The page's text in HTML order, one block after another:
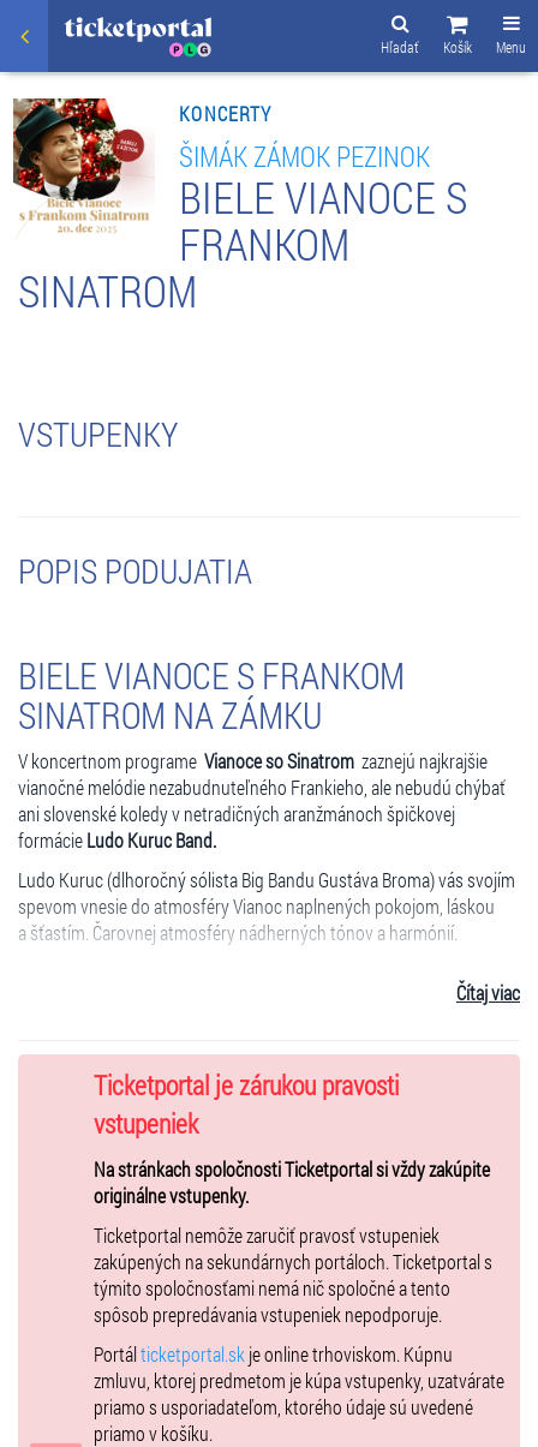
Menu
Košík
Hľadať
KONCERTY
ŠIMÁK ZÁMOK PEZINOK
BIELE VIANOCE S
FRANKOM
SINATROM
VSTUPENKY
POPIS PODUJATIA
BIELE VIANOCE S FRANKOM
SINATROM NA ZÁMKU
V koncertnom programe Vianoce so Sinatrom zaznejú najkrajšie
vianočné melódie nezabudnuteľného Frankieho, ale nebudú chýbať
ani slovenské koledy v netradičných aranžmánoch špičkovej
formácieLudo Kuruc Band.
Ludo Kuruc (dlhoročný sólista Big Bandu Gustáva Broma) vás svojím
spevom vnesie do atmosféry Vianoc naplnených pokojom, láskou
a šťastím. Čarovnej atmosféry nádherných tónov a harmónií.
4. Have Yourself a marry little Christmas
5. Santa Claus is coming to Town
6. Pieseň o decembri
7. Fly me to the Moon
8. White Christmas
9. Cheeck to cheeck
10. Vianoce sú tu zas
11. Vianočná balada
12. Búvaj, dieťa krásne
13. Vianočné koledy medley
14. Strangers in the night
15. New York
16. Tichá noc
Čítaj viac
Ticketportal je zárukou pravosti
vstupeniek
Na stránkach spoločnosti Ticketportal si vždy zakúpite
originálne vstupenky.
Ticketportal nemôže zaručiť pravosť vstupeniek
zakúpených na sekundárnych portáloch. Ticketportal s
týmito spoločnosťami nemá nič spoločné a tento
spôsob prepredávania vstupeniek nepodporuje.
Portálticketportal.sk je online trhoviskom. Kúpnu
zmluvu, ktorej predmetom je kúpa vstupenky, uzatvárate
priamo s usporiadateľom, ktorého údaje sú uvedené
priamo v košíku.